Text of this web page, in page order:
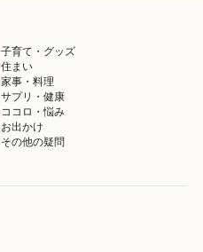
子育て・グッズ
住まい
家事・料理
サプリ・健康
ココロ・悩み
お出かけ
その他の疑問